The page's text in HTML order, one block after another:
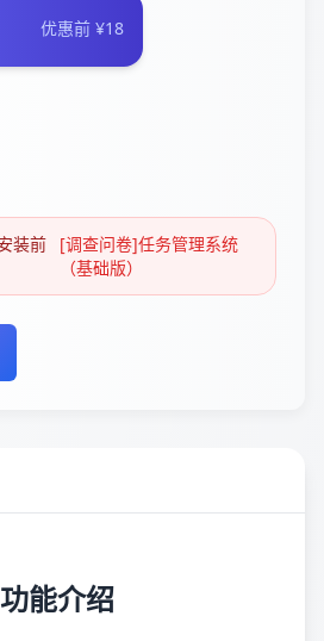
优惠前 ¥18
装前
[调查问卷]任务管理系统
（基础版）
功能介绍